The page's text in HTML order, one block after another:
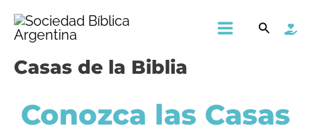
MainBuscar
Casas de la Biblia
Conozca las Casas